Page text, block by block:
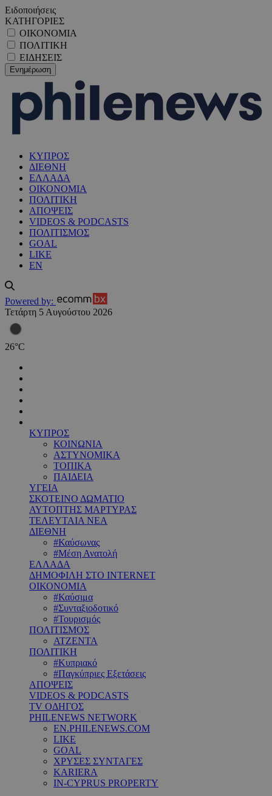
Ειδοποιήσεις
ΚΑΤΗΓΟΡΙΕΣ
ΟΙΚΟΝΟΜΙΑ
ΠΟΛΙΤΙΚΗ
ΕΙΔΗΣΕΙΣ
ΚΥΠΡΟΣ
ΔΙΕΘΝΗ
ΕΛΛΑΔΑ
ΟΙΚΟΝΟΜΙΑ
ΠΟΛΙΤΙΚΗ
ΑΠΟΨΕΙΣ
VIDEOS & PODCASTS
ΠΟΛΙΤΙΣΜΟΣ
GOAL
LIKE
EN
Powered by:
Τετάρτη 5 Αυγούστου 2026
26°C
ΚΥΠΡΟΣ
ΚΟΙΝΩΝΙΑ
ΑΣΤΥΝΟΜΙΚΑ
ΤΟΠΙΚΑ
ΠΑΙΔΕΙΑ
ΥΓΕΙΑ
ΣΚΟΤΕΙΝΟ ΔΩΜΑΤΙΟ
ΑΥΤΟΠΤΗΣ ΜΑΡΤΥΡΑΣ
ΤΕΛΕΥΤΑΙΑ ΝΕΑ
ΔΙΕΘΝΗ
#Καύσωνας
#Μέση Ανατολή
ΕΛΛΑΔΑ
ΔΗΜΟΦΙΛΗ ΣΤΟ INTERNET
ΟΙΚΟΝΟΜΙΑ
#Καύσιμα
#Συνταξιοδοτικό
#Τουρισμός
ΠΟΛΙΤΙΣΜΟΣ
ΑΤΖΕΝΤΑ
ΠΟΛΙΤΙΚΗ
#Κυπριακό
#Παγκύπριες Εξετάσεις
ΑΠΟΨΕΙΣ
VIDEOS & PODCASTS
TV ΟΔΗΓΟΣ
PHILENEWS NETWORK
EN.PHILENEWS.COM
LIKE
GOAL
ΧΡΥΣΕΣ ΣΥΝΤΑΓΕΣ
KARIERA
IN-CYPRUS PROPERTY